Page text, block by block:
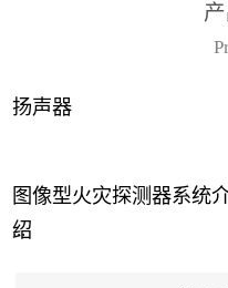
扬声器
图像型火灾探测器系统
绍
...